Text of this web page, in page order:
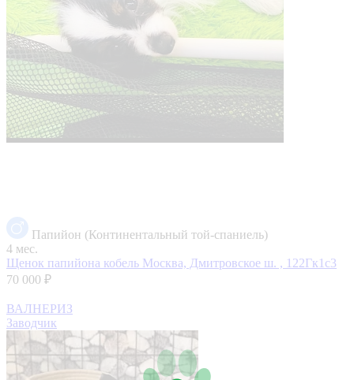
Папийон (Континентальный той-спаниель)
4 мес.
Щенок папийона кобель Москва, Дмитровское ш. , 122Гк1с3
70 000 ₽
ВАЛНЕРИЗ
Заводчик